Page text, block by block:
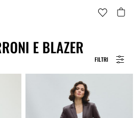
FILTRI
E BLAZER